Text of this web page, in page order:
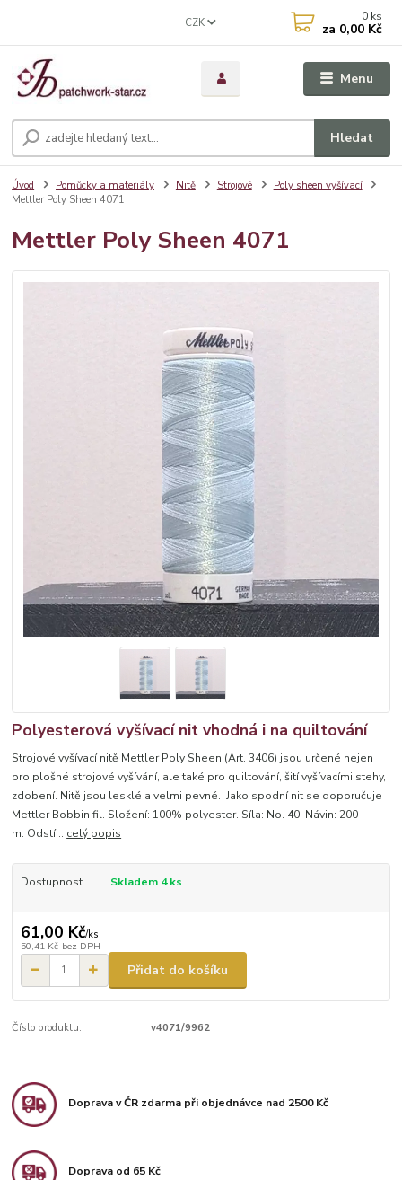
Menu
CZK
Hledat
0 ks
za 0,00 Kč
Úvod Pomůcky a materiály Nitě Strojové
Poly sheen vyšívací
Mettler Poly Sheen 4071
Mettler Poly Sheen 4071
Polyesterová vyšívací nit vhodná i na quiltování
Strojové vyšívací nitě Mettler Poly Sheen (Art. 3406) jsou určené nejen
pro plošné strojové vyšívání, ale také pro quiltování, šití vyšívacími stehy,
zdobení. Nitě jsou lesklé a velmi pevné. Jako spodní nit se doporučuje
Mettler Bobbin fil. Složení: 100% polyester. Síla: No. 40. Návin: 200
m. Odstí... celý popis
Dostupnost Skladem 4 ks
61,00 Kč/ks
50,41 Kč bez DPH
Přidat do košíku
Číslo produktu: v4071/9962
Doprava v ČR zdarma při objednávce nad 2500 Kč
Doprava od 65 Kč